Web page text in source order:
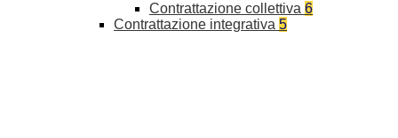
Contrattazione collettiva 6
Contrattazione integrativa 5